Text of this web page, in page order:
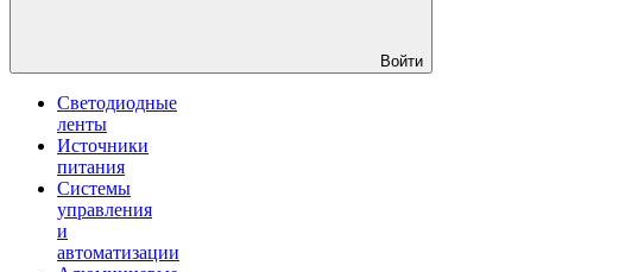
Войти
Светодиодные
ленты
Источники
питания
Системы
управления
и
автоматизации